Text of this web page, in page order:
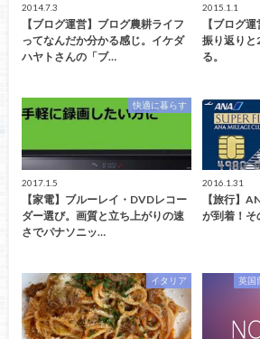
2014.7.3
【ブログ運営】ブログ農耕ライフ
ってなんだか分かる感じ。イケダ
ハヤトさんの「ブ…
2015.1.1
【ブログ
振り返りと
る。
快適に暮らす
2017.1.5
【家電】ブルーレイ・DVDレコー
ダー選び。画質と立ち上がりの速
さでパナソニッ…
2016.1.31
【旅行】
が到着！
イタリア 英国